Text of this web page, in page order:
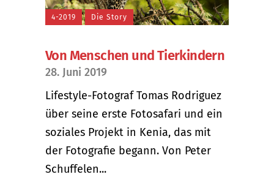
4-2019 Die Story
Von Menschen und Tierkindern
28. Juni 2019
Lifestyle-Fotograf Tomas Rodriguez
über seine erste Fotosafari und ein
soziales Projekt in Kenia, das mit
der Fotografie begann. Von Peter
Schuffelen...